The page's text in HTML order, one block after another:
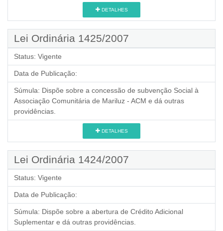
DETALHES
Lei Ordinária 1425/2007
Status: Vigente
Data de Publicação:
Súmula: Dispõe sobre a concessão de subvenção Social à
Associação Comunitária de Mariluz - ACM e dá outras
providências.
DETALHES
Lei Ordinária 1424/2007
Status: Vigente
Data de Publicação:
Súmula: Dispõe sobre a abertura de Crédito Adicional
Suplementar e dá outras providências.